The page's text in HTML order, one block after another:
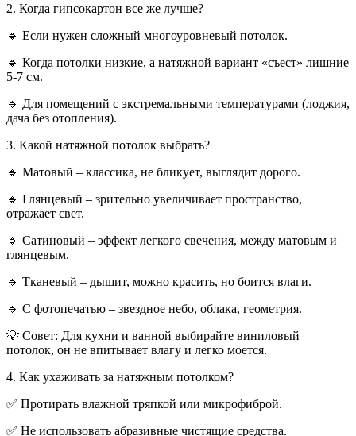
2. Когда гипсокартон все же лучше?
🔹 Если нужен сложный многоуровневый потолок.
🔹 Когда потолки низкие, а натяжной вариант «съест» лишние
5-7 см.
🔹 Для помещений с экстремальными температурами (лоджия,
дача без отопления).
3. Какой натяжной потолок выбрать?
🔹 Матовый – классика, не бликует, выглядит дорого.
🔹 Глянцевый – зрительно увеличивает пространство,
отражает свет.
🔹 Сатиновый – эффект легкого свечения, между матовым и
глянцевым.
🔹 Тканевый – дышит, можно красить, но боится влаги.
🔹 С фотопечатью – звездное небо, облака, геометрия.
💡 Совет: Для кухни и ванной выбирайте виниловый
потолок, он не впитывает влагу и легко моется.
4. Как ухаживать за натяжным потолком?
✅ Протирать влажной тряпкой или микрофиброй.
✅ Не использовать абразивные чистящие средства.